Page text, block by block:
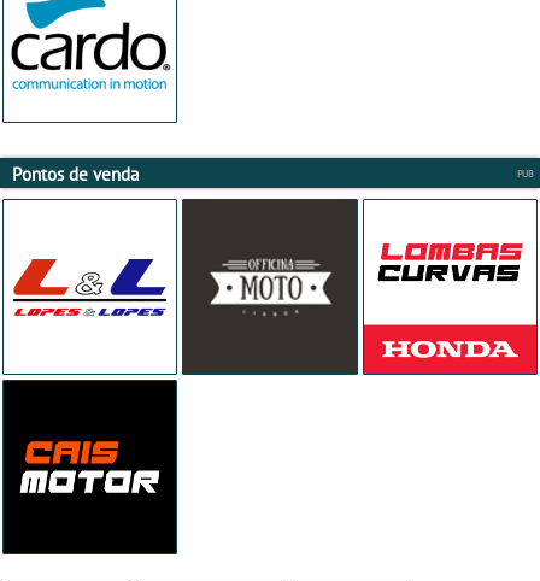
Pontos de venda